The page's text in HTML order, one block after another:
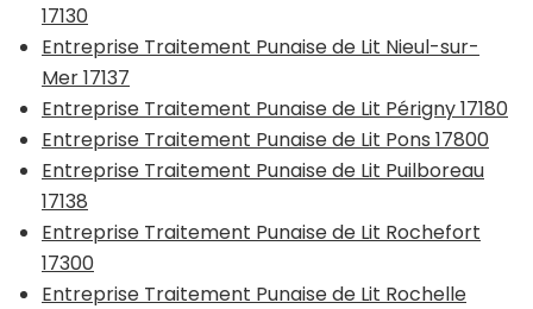
17130
Entreprise Traitement Punaise de Lit Nieul-sur-
Mer 17137
Entreprise Traitement Punaise de Lit Périgny 17180
Entreprise Traitement Punaise de Lit Pons 17800
Entreprise Traitement Punaise de Lit Puilboreau
17138
Entreprise Traitement Punaise de Lit Rochefort
17300
Entreprise Traitement Punaise de Lit Rochelle